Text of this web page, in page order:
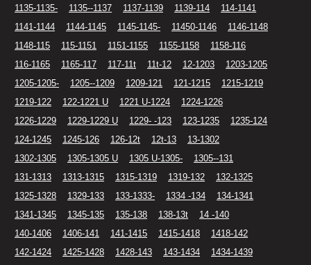
1135-1135-
1135--1137 1137-1139 1139-114
114-1141
1141-1144
1144-1145 1145-1145- 11450-1146
1146-1148
1148-115
115-1151 1151-1155 1155-1158
1158-116
116-1165
1165-117 117-11t 11t-12 12-1203
1203-1205
1205-1205-
1205--1209 1209-121 121-1215
1215-1219
1219-122
122-1221 U 1221 U-1224
1224-1226
1226-1229
1229-1229 U 1229- -123 123-1235
1235-124
124-1245
1245-126 126-12t 12t-13
13-1302
1302-1305
1305-1305 U 1305 U-1305-
1305--131
131-1313
1313-1315 1315-1319 1319-132
132-1325
1325-1328
1329-133 133-1333- 1334 -134
134-1341
1341-1345
1345-135 135-138 138-13t
14 -140
140-1406
1406-141 141-1415 1415-1418
1418-142
142-1424
1425-1428 1428-143 143-1434
1434-1439